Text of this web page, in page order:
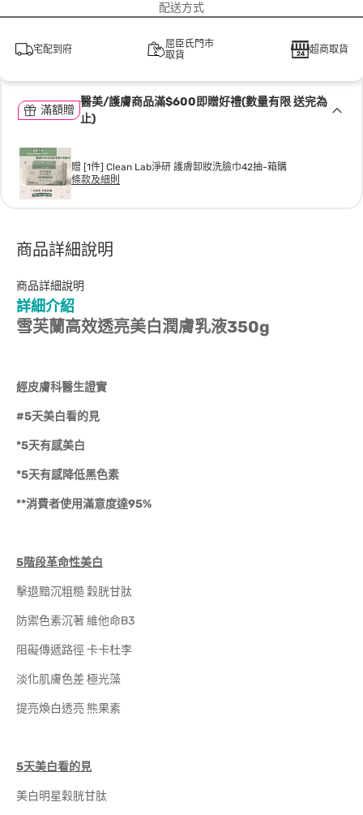
配送方式
宅配到府
屈臣氏門市
取貨
超商取貨
滿額贈
醫美/護膚商品滿$600即贈好禮(數量有限 送完為
止)
贈 [1件] Clean Lab淨研 護膚卸妝洗臉巾42抽-箱購
條款及細則
商品詳細說明
商品詳細說明
詳細介紹
雪芙蘭高效透亮美白潤膚乳液350g
經皮膚科醫生證實
#5天美白看的見
*5天有感美白
*5天有感降低黑色素
**消費者使用滿意度達95%
5階段革命性美白
擊退黯沉粗糙 穀胱甘肽
防禦色素沉著 維他命B3
阻礙傳遞路徑 卡卡杜李
淡化肌膚色差 極光藻
提亮煥白透亮 熊果素
5天美白看的見
美白明星穀胱甘肽